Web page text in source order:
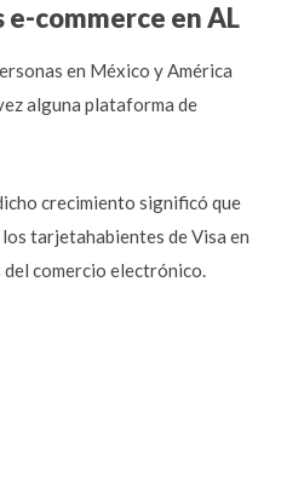
commerce en AL
en México y América
alguna plataforma de
crecimiento significó que
tarjetahabientes de Visa en
comercio electrónico.